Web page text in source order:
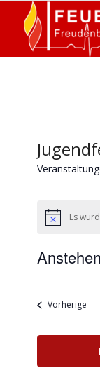
HinweisEs
Vorherige